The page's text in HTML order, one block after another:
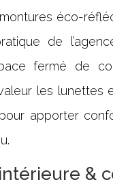
éco-
de
fermé de
les lunettes
apporter
&